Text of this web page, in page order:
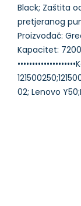
Black; Zaštita
pretjeranog
Proizvođač:
Kapacitet: